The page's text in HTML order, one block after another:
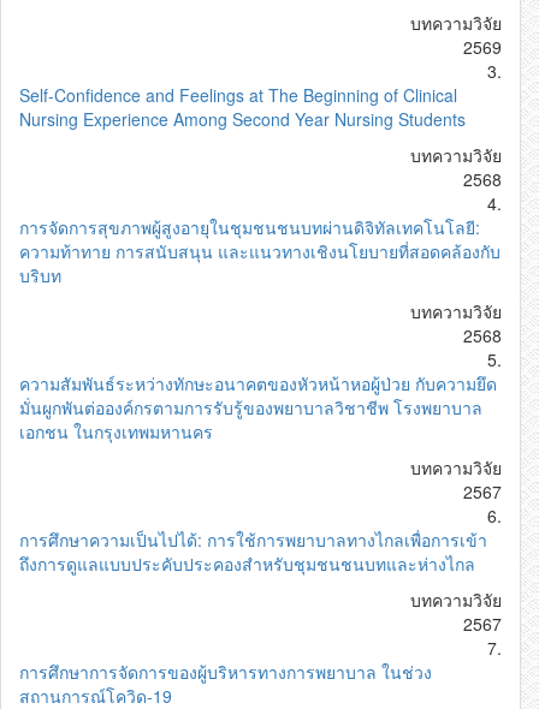
บทความวิจัย
2569
3.
Self-Confidence and Feelings at The Beginning of Clinical
Nursing Experience Among Second Year Nursing Students
บทความวิจัย
2568
4.
การจัดการสุขภาพผู้สูงอายุในชุมชนชนบทผ่านดิจิทัลเทคโนโลยี:
ความท้าทาย การสนับสนุน และแนวทางเชิงนโยบายที่สอดคล้องกับ
บริบท
บทความวิจัย
2568
5.
ความสัมพันธ์ระหว่างทักษะอนาคตของหัวหน้าหอผู้ป่วย กับความยึด
มั่นผูกพันต่อองค์กรตามการรับรู้ของพยาบาลวิชาชีพ โรงพยาบาล
เอกชน ในกรุงเทพมหานคร
บทความวิจัย
2567
6.
การศึกษาความเป็นไปได้: การใช้การพยาบาลทางไกลเพื่อการเข้า
ถึงการดูแลแบบประคับประคองสำหรับชุมชนชนบทและห่างไกล
บทความวิจัย
2567
7.
การศึกษาการจัดการของผู้บริหารทางการพยาบาล ในช่วง
สถานการณ์โควิด-19